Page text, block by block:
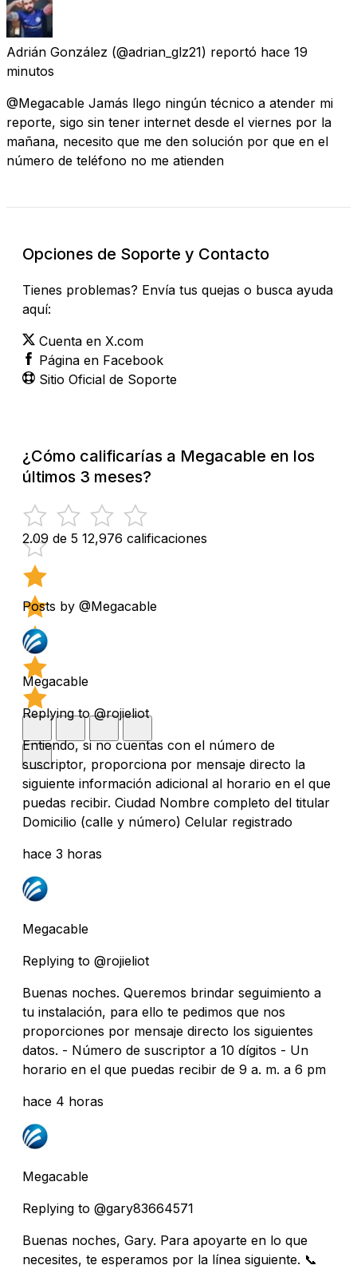
Adrián González (@adrian_glz21) reportó hace 19
minutos
@Megacable Jamás llego ningún técnico a atender mi
reporte, sigo sin tener internet desde el viernes por la
mañana, necesito que me den solución por que en el
número de teléfono no me atienden
Opciones de Soporte y Contacto
Tienes problemas? Envía tus quejas o busca ayuda
aquí:
Cuenta en X.com
Página en Facebook
Sitio Oficial de Soporte
¿Cómo calificarías a Megacable en los
últimos 3 meses?
2.09 de 5 12,976 calificaciones
Posts by @Megacable
Megacable
Replying to @rojieliot
Entiendo, si no cuentas con el número de
suscriptor, proporciona por mensaje directo la
siguiente información adicional al horario en el que
puedas recibir. Ciudad Nombre completo del titular
Domicilio (calle y número) Celular registrado
hace 3 horas
Megacable
Replying to @rojieliot
Buenas noches. Queremos brindar seguimiento a
tu instalación, para ello te pedimos que nos
proporciones por mensaje directo los siguientes
datos. - Número de suscriptor a 10 dígitos - Un
horario en el que puedas recibir de 9 a. m. a 6 pm
hace 4 horas
Megacable
Replying to @gary83664571
Buenas noches, Gary. Para apoyarte en lo que
necesites, te esperamos por la línea siguiente. 📞